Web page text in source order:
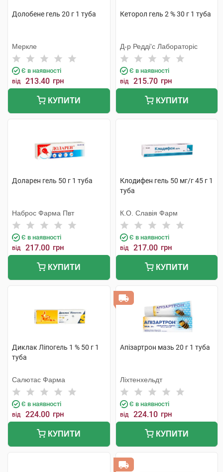
Долобене гель 20 г 1 туба
Меркле
Є в наявності
від 213.40 грн
КУПИТИ
Кеторол гель 2 % 30 г 1 туба
Д-р Редді'с Лабораторіс
Є в наявності
від 215.70 грн
КУПИТИ
Доларен гель 50 г 1 туба
Наброс Фарма Пвт
Є в наявності
від 217.00 грн
КУПИТИ
Клодифен гель 50 мг/г 45 г 1
туба
К.О. Славія Фарм
Є в наявності
від 217.00 грн
КУПИТИ
Диклак Ліпогель 1 % 50 г 1
туба
Салютас Фарма
Є в наявності
від 224.00 грн
КУПИТИ
Апізартрон мазь 20 г 1 туба
Ліхтенхельдт
Є в наявності
від 224.10 грн
КУПИТИ